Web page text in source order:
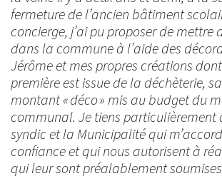
fermeture de l’ancien bâtiment
concierge, j’ai pu proposer de mettre
dans la commune à l’aide des
Jérôme et mes propres créations
première est issue de la déchèterie,
montant « déco » mis au budget du
communal. Je tiens particulièrement
syndic et la Municipalité qui
confiance et qui nous autorisent à
qui leur sont préalablement soumises